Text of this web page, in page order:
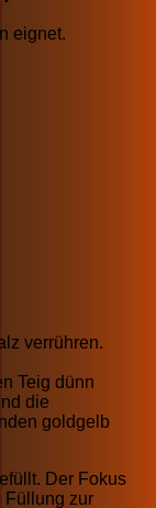
eignet.
verrühren.
Teig dünn
die
goldgelb
Der Fokus
Füllung zur